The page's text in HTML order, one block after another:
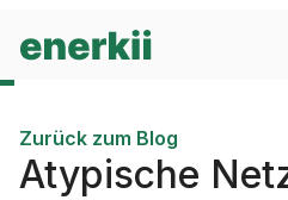
Zurück zum Blog
Atypische